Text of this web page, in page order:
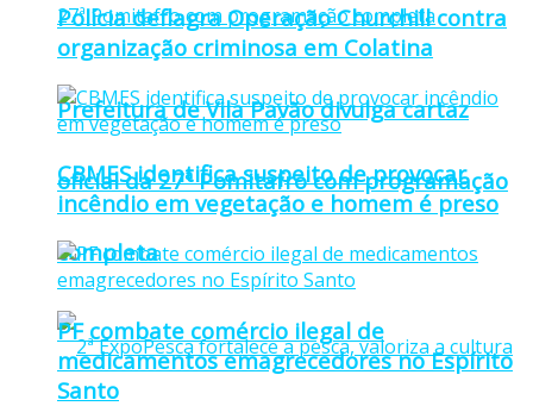
Prefeitura de Vila Pavão divulga cartaz
oficial da 27ª Pomitafro com programação
completa
Polícia deflagra Operação Churchill contra
organização criminosa em Colatina
CBMES identifica suspeito de provocar
incêndio em vegetação e homem é preso
PF combate comércio ilegal de
medicamentos emagrecedores no Espírito
Santo